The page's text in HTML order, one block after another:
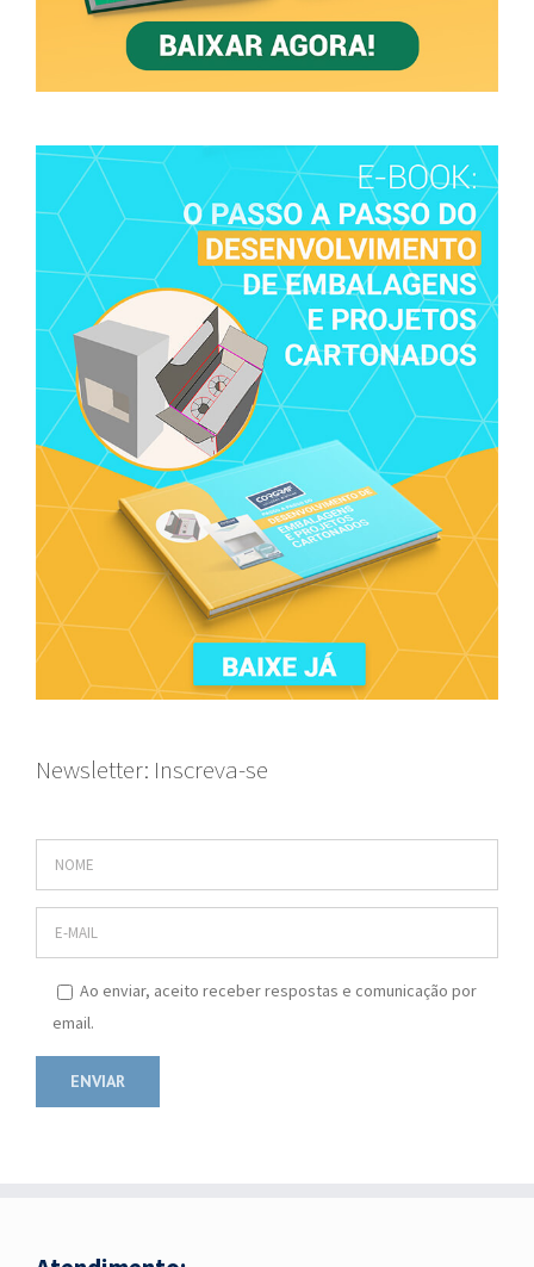
Newsletter: Inscreva-se
Ao enviar, aceito receber respostas e comunicação por
email.